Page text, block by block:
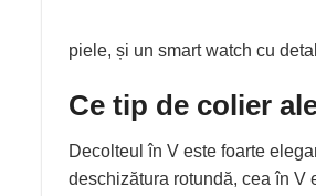
piele, și un smart watch cu
Ce tip de colier
Decolteul în V este foarte
deschizătura rotundă, cea în V